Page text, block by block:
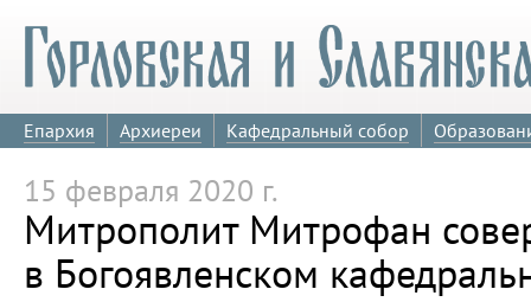
Епархия Архиереи Кафедральный собор
15 февраля 2020 г.
Митрополит Митрофан
в Богоявленском